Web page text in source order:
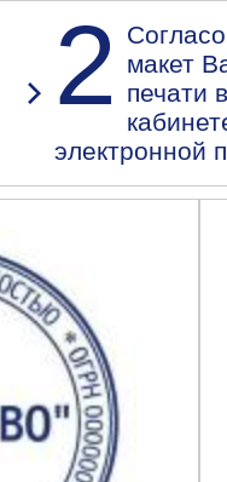
2
макет
печати
электронной